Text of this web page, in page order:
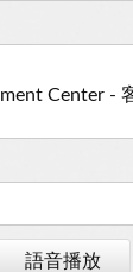
語音播放